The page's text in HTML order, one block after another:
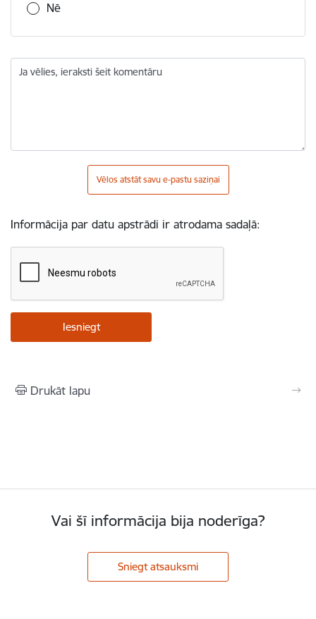
Nē
Ja vēlies, ieraksti šeit komentāru
Vēlos atstāt savu e-pastu saziņai
Informācija par datu apstrādi ir atrodama sadaļā:
Drukāt lapu
Vai šī informācija bija noderīga?
Sniegt atsauksmi